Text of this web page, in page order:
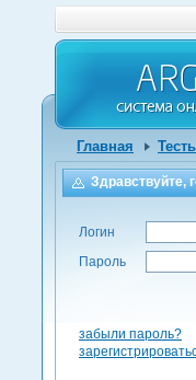
Главная
Здравствуйте,
Логин
Пароль
забыли пароль?